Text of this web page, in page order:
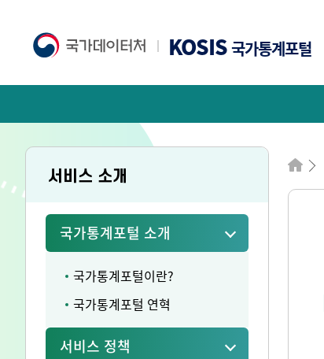
KOSIS국가통계포털
서비스 소개
국가통계포털 소개
국가통계포털이란?
국가통계포털 연혁
서비스 정책